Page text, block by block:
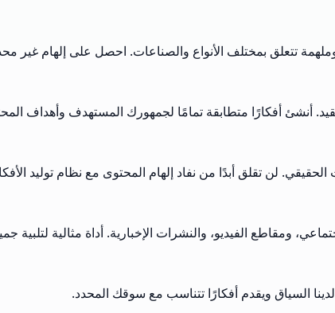
تتعلق بمختلف الأنواع والصناعات. احصل على إلهام غير
أنشئ أفكارًا متطابقة تمامًا لجمهورك المستهدف وأهداف
لن تقلق أبدًا من نفاد إلهام المحتوى مع نظام توليد الأفكار
ومقاطع الفيديو، والنشرات الإخبارية. أداة مثالية لتلبية
السياق ويقدم أفكارًا تتناسب مع سوقك المحدد.